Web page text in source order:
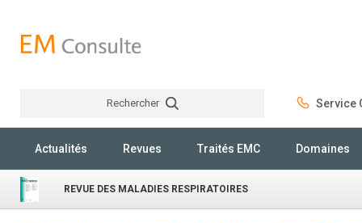
Rechercher Service
Actualités Revues Traités EMC Domaines
REVUE DES MALADIES RESPIRATOIRES